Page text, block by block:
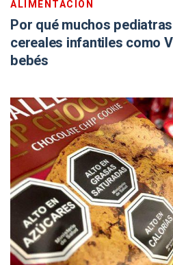
ALIMENTACIÓN
Por qué muchos
cereales infantiles como
bebés